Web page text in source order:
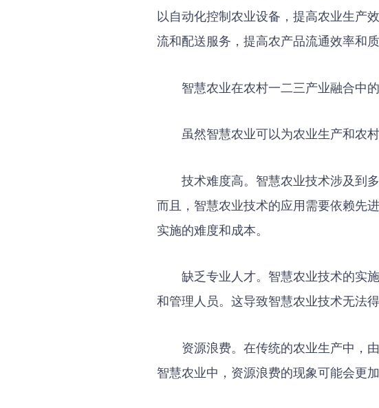
以自动化控制农业设备，提高农业生产
流和配送服务，提高农产品流通效率和
智慧农业在农村一二三产业融合中
虽然智慧农业可以为农业生产和农
技术难度高。智慧农业技术涉及到
而且，智慧农业技术的应用需要依赖先
实施的难度和成本。
缺乏专业人才。智慧农业技术的实
和管理人员。这导致智慧农业技术无法
资源浪费。在传统的农业生产中，
智慧农业中，资源浪费的现象可能会更